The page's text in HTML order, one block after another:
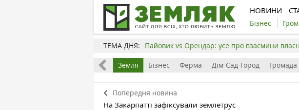
НОВИНИ
Бізнес
ТЕМА ДНЯ: Пайовик vs Орендар: усе про взаємини
Все Земля Бізнес Ферма Дім-Сад-Город Громада
Попередня новина
На Закарпатті зафіксували землетрус